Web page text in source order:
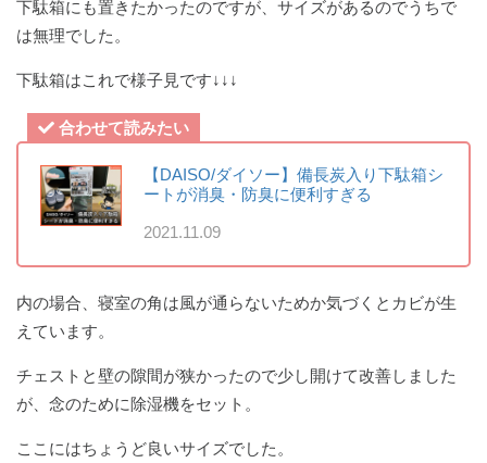
下駄箱にも置きたかったのですが、サイズがあるのでうちで
は無理でした。
下駄箱はこれで様子見です↓↓↓
合わせて読みたい
【DAISO/ダイソー】備長炭入り下駄箱シ
ートが消臭・防臭に便利すぎる
2021.11.09
内の場合、寝室の角は風が通らないためか気づくとカビが生
えています。
チェストと壁の隙間が狭かったので少し開けて改善しました
が、念のために除湿機をセット。
ここにはちょうど良いサイズでした。